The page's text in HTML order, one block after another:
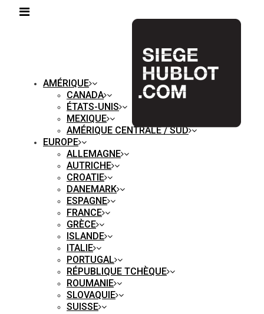
AMÉRIQUE
CANADA
ÉTATS-UNIS
MEXIQUE
AMÉRIQUE CENTRALE / SUD
EUROPE
ALLEMAGNE
AUTRICHE
CROATIE
DANEMARK
ESPAGNE
FRANCE
GRÈCE
ISLANDE
ITALIE
PORTUGAL
RÉPUBLIQUE TCHÈQUE
ROUMANIE
SLOVAQUIE
SUISSE